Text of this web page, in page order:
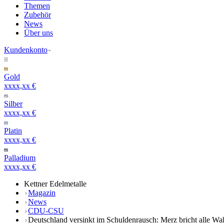
Themen
Zubehör
News
Über uns
Kundenkonto
Gold
xxxx,xx €
Silber
xxxx,xx €
Platin
xxxx,xx €
Palladium
xxxx,xx €
Kettner Edelmetalle
Magazin
News
CDU-CSU
Deutschland versinkt im Schuldenrausch: Merz bricht alle